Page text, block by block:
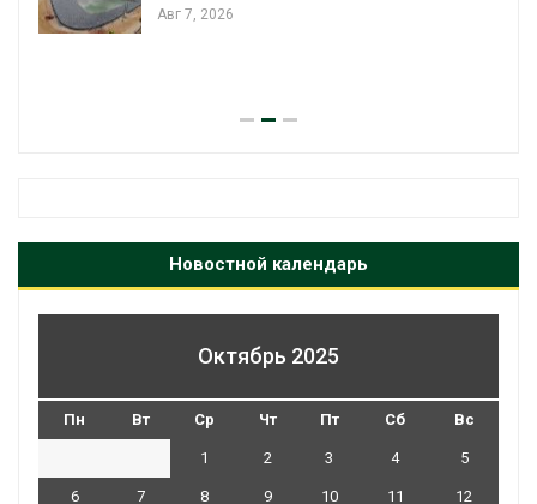
Авг 7, 2026
Новостной календарь
Октябрь 2025
Пн Вт Ср Чт Пт Сб Вс
1 2 3 4 5
6 7 8 9 10 11 12